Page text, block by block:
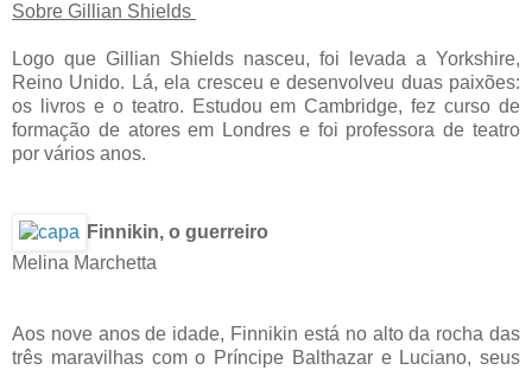
Sobre Gillian Shields
Logo que Gillian Shields nasceu, foi levada a Yorkshire,
Reino Unido. Lá, ela cresceu e desenvolveu duas paixões:
os livros e o teatro. Estudou em Cambridge, fez curso de
formação de atores em Londres e foi professora de teatro
por vários anos.
Finnikin, o guerreiro
Melina Marchetta
Aos nove anos de idade, Finnikin está no alto da rocha das
três maravilhas com o Príncipe Balthazar e Luciano, seus